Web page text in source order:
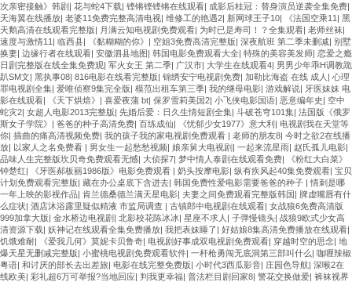
次亲密接触》韩剧 | 花与蛇4下载| 铿锵铿铿锵在线观看| 成影后桂冠：替身演员逆袭全集免费|
天海翼在线播放| 老婆11免费完整高清电视| 维修工的艳遇2| 新网球王子10| 《法国空乘11 | 黑
天鹅高清在线观看完整版| 月满云知电视剧免费观看| 为时已是寿司！？全集观看| 老师丝袜|
速度与激情11 | 临西县| 《黏糊糊的你》 | 空姐3免费高清完整版| 深夜航班 第二季未删减| 别墅
换妻| 边缘行者在线观看| 安徽泗县地图| 韩国电影免费观看大全| 特殊的美容美发师| 恋爱之瘾
日剧完整版在线全集免费观| 军火女王 第二季| 广汉市| 大学生在线观看4| 男男少年乖H调教跪
趴SM文| 黑执事08| 816电影在线看完整版| 锦绣安宁电视剧免费| 加勒比海盗 在线 成人 | 心理
罪电视剧全集| 爱唯侦察9集完全版| 模范出租车第三季| 我的继母电影| 游戏解说| 牙医妹妹 电
影在线观看| 《天下烘焙》 | 喜爱夜蒲 bt| 保罗雪莉美国2| 小飞侠电影国语| 恶意编年史| 空中
蛇灾2| 女超人电影2013完整版| 先婚后爱：日久生情短剧全集| 斗破苍穹101集| 法国版《俄罗
斯女子学院》 | 爸爸的种子高清免费| 百练成仙| 《忧郁少女1977》意大利| 电视剧我在天堂等
你| 插曲的痛高清视频免费| 我的孩子我的家电视剧免费观看 | 老师的朋友8| 今时之欲2在线播
放| 以家人之名免费看 | 男女生一起愁愁视频| 娘亲舅大电视剧 | 一起来流星雨| 赵氏孤儿电影|
品味人生完整版坎贝奇免费观看无憾| 大侦探7| 梦中情人泰剧在线观看免费|
《粉红大白菜》
钟楚红| 《牙医郝板丽1986版》电影免费观看 | 奶头按摩电影| 纵有疾风起40集免费观看| 宝贝
计划免费观看完整版| 藏在办公桌底下含进去| 韩国免费性爱电影需要爸爸的种子 |情刺是哪
一年上映的影视作品| 肯兰德桑德兰满天星电影| 夫妻之间免费观看完整版韩国| 脾虚嘴唇有什
么症状| 酒店沐浴露里疑似精液 市监局调查 | 古镇郎中电视剧在线观看| 女战狼6免费高清版
999加拿大版| 金水桥边电视剧 | 北影校花陈冰冰| 星座不求人 | 子弹慢镜头| 战狼9欧式少女高
清资源下载| 妖神记在线观看全集免费播放| 我把表妹睡了| 好姑娘8集高清免费播放在线观看|
饥饿难耐| 《爱我几何》莫妮卡贝鲁奇| 电视剧好事成双电视剧免费观看| 穿越时空的思念| 地
爆天星无删减完整版| 小蜜桃电视剧免费观看软件| 一杆枪勇闯无底洞第三部叫什么| 咖喱辣椒
粤语| 和讨厌的部长去出差旅| 电影在线完整免费版| 小时代3西瓜影音| 庄园色导航| 深喉2在
线欧美| 彩礼超6万可举报?当地回应| 判我更幸福| 普法栏目剧回家8| 警花交换做爱| 裤袜视界